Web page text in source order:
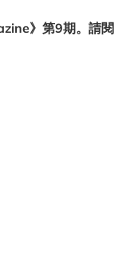
》第9期。請閱